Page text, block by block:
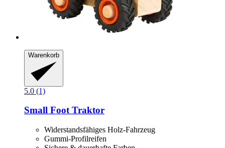
Warenkorb
5.0 (1)
Small FootTraktor
Widerstandsfähiges Holz-Fahrzeug
Gummi-Profilreifen